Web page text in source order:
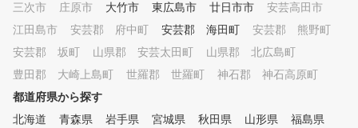
三次市
庄原市 大竹市 東広島市 廿日市市
安芸高田市
江田島市
安芸郡 府中町 安芸郡 海田町
安芸郡 熊野町
安芸郡 坂町
山県郡 安芸太田町
山県郡 北広島町
豊田郡 大崎上島町
世羅郡 世羅町
神石郡 神石高原町
都道府県から探す
北海道
青森県 岩手県 宮城県 秋田県 山形県
福島県